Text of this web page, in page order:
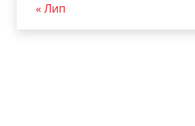
« Лип